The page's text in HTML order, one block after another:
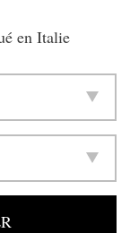
en Italie